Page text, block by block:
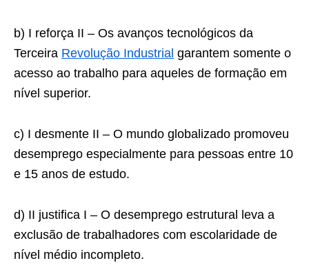
b) I reforça II – Os avanços tecnológicos da
Terceira Revolução Industrial garantem somente o
acesso ao trabalho para aqueles de formação em
nível superior.
c) I desmente II – O mundo globalizado promoveu
desemprego especialmente para pessoas entre 10
e 15 anos de estudo.
d) II justifica I – O desemprego estrutural leva a
exclusão de trabalhadores com escolaridade de
nível médio incompleto.